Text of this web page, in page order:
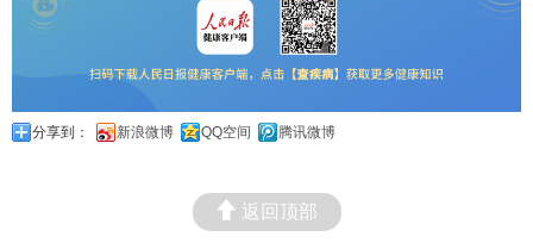
分享到： 新浪微博 QQ空间 腾讯微博
返回顶部